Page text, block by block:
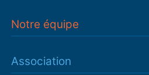
Notre équipe
Association